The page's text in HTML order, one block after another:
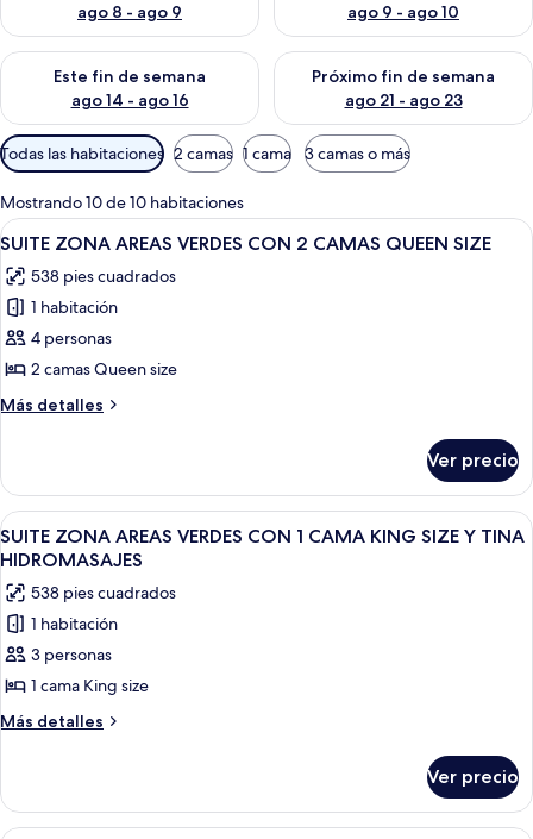
ago 8 - ago 9
ago 9 - ago 10
Este fin de semana
ago 14 - ago 16
Consulta la disponibilidad para este fin de semana ago 14 -
Próximo fin de semana
ago 21 - ago 23
Consulta la disponibilidad
Filtros
disponibles
para
las
habitaciones
Todas las habitaciones 2 camas 1 cama 3 camas o más
Mostrando 10 de 10 habitaciones
Abrir
todas
las
fotos
de
SUITE
ZONA
AREAS
CON
CAMAS
QUEEN
SIZE
Habitación de hotel con una cama
12
SUITE ZONA AREAS VERDES CON 2 CAMAS QUEEN SIZE
538 pies cuadrados
1 habitación
4 personas
2 camas Queen size
Más detalles
Más
ZONA
AREAS
VERDES
CON
CAMAS
QUEEN
SIZE
Ver precio
Abrir
todas
las
fotos
de
SUITE
ZONA
AREAS
1
CAMA
Una habitación de hotel con cama,
7
SUITE ZONA AREAS VERDES CON 1 CAMA KING SIZE Y TINA
HIDROMASAJES
538 pies cuadrados
1 habitación
3 personas
1 cama King size
Más detalles
Más
ZONA
AREAS
Ver precio